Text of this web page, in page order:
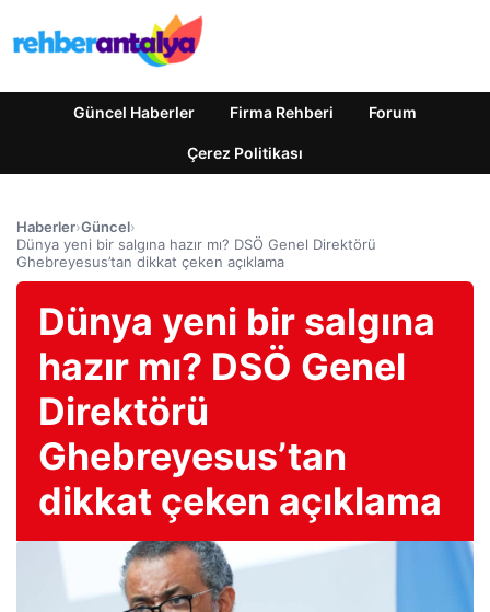
Güncel Haberler Firma Rehberi Forum
Çerez Politikası
Haberler›Güncel›
Dünya yeni bir salgına hazır mı? DSÖ Genel Direktörü
Ghebreyesus’tan dikkat çeken açıklama
Dünya yeni bir salgına
hazır mı? DSÖ Genel
Direktörü
Ghebreyesus’tan
dikkat çeken açıklama